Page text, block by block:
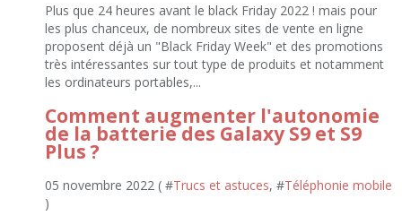
Plus que 24 heures avant le black Friday 2022 ! mais pour
les plus chanceux, de nombreux sites de vente en ligne
proposent déjà un "Black Friday Week" et des promotions
très intéressantes sur tout type de produits et notamment
les ordinateurs portables,...
Comment augmenter l'autonomie
de la batterie des Galaxy S9 et S9
Plus ?
05 novembre 2022 ( #Trucs et astuces, #Téléphonie mobile
)